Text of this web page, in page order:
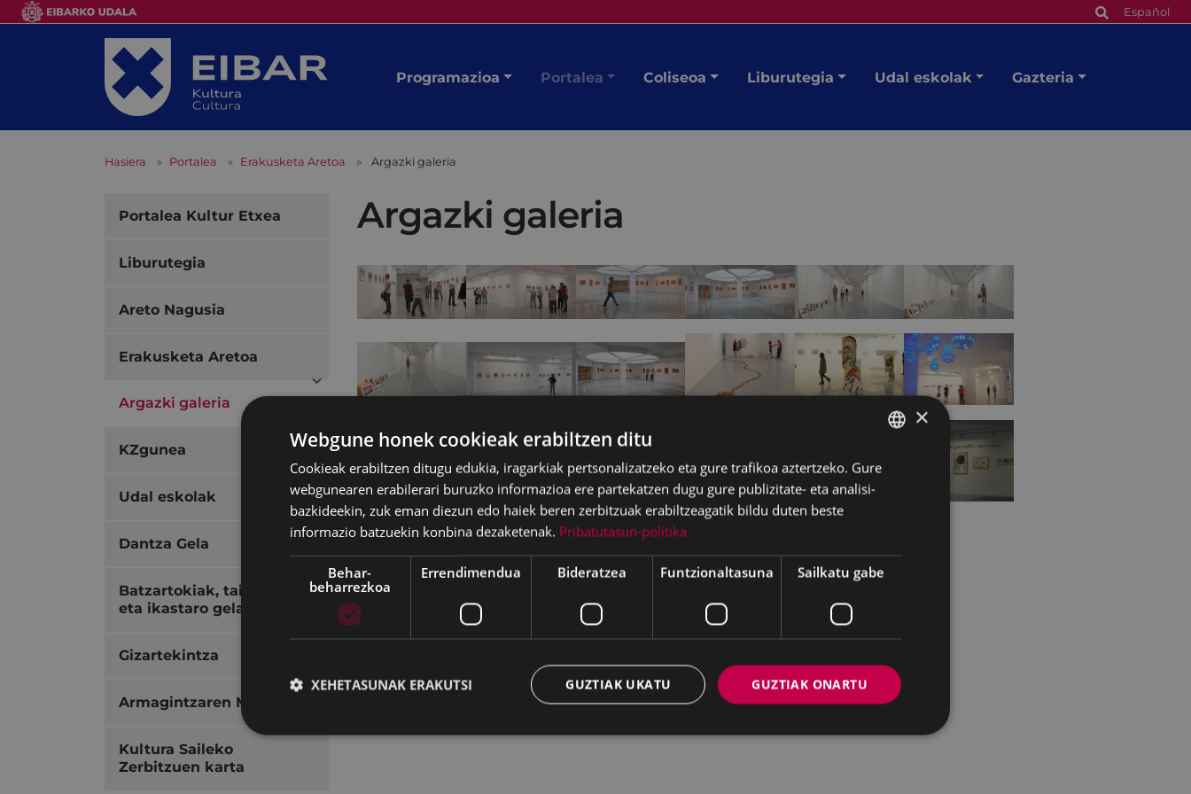
Español
Programazioa Portalea Coliseoa Liburutegia Udal eskolak Gazteria
Hasiera Portalea Erakusketa Aretoa Argazki galeria
Argazki galeria
Portalea Kultur Etxea
Liburutegia
Areto Nagusia
Erakusketa Aretoa
Argazki galeria
KZgunea
Udal eskolak
Dantza Gela
Batzartokiak, tailerrak
eta ikastaro gela
Gizartekintza
Armagintzaren Museoa
Kultura Saileko
Zerbitzuen karta
BASQUE
SPANISH
×
Webgune honek cookieak erabiltzen ditu
Cookieak erabiltzen ditugu edukia, iragarkiak pertsonalizatzeko eta gure trafikoa aztertzeko. Gure
webgunearen erabilerari buruzko informazioa ere partekatzen dugu gure publizitate- eta analisi-
bazkideekin, zuk eman diezun edo haiek beren zerbitzuak erabiltzeagatik bildu duten beste
informazio batzuekin konbina dezaketenak. Pribatutasun-politika
Behar-
beharrezkoa
Errendimendua Bideratzea Funtzionaltasuna Sailkatu gabe
GUZTIAK ONARTU
GUZTIAK UKATU
XEHETASUNAK ERAKUTSI